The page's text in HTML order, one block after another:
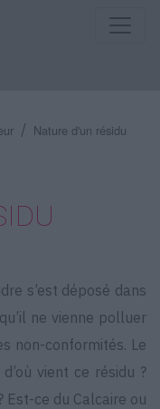
Nature d'un résidu
s’est déposé dans
ne vienne polluer
non-conformités. Le
vient ce résidu ?
Est-ce du Calcaire ou